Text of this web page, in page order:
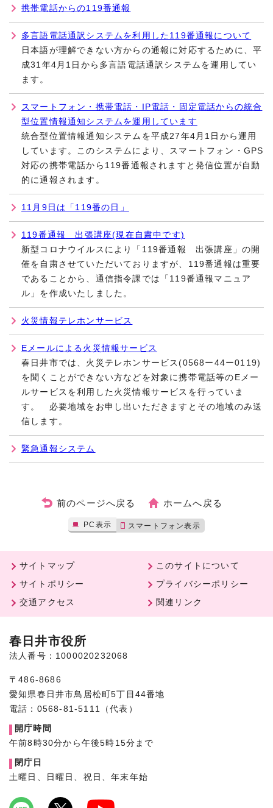
携帯電話からの119番通報
多言語電話通訳システムを利用した119番通報について
日本語が理解できない方からの通報に対応するために、平
成31年4月1日から多言語電話通訳システムを運用してい
ます。
スマートフォン・携帯電話・IP電話・固定電話からの統合
型位置情報通知システムを運用しています
統合型位置情報通知システムを平成27年4月1日から運用
しています。このシステムにより、スマートフォン・GPS
対応の携帯電話から119番通報されますと発信位置が自動
的に通報されます。
11月9日は「119番の日」
119番通報 出張講座(現在自粛中です)
新型コロナウイルスにより「119番通報 出張講座」の開
催を自粛させていただいておりますが、119番通報は重要
であることから、通信指令課では「119番通報マニュア
ル」を作成いたしました。
火災情報テレホンサービス
Eメールによる火災情報サービス
春日井市では、火災テレホンサービス(0568ー44ー0119)
を聞くことができない方などを対象に携帯電話等のEメー
ルサービスを利用した火災情報サービスを行っていま
す。 必要地域をお申し出いただきますとその地域のみ送
信します。
緊急通報システム
前のページへ戻る ホームへ戻る
PC表示 スマートフォン表示
サイトマップ
このサイトについて
サイトポリシー
プライバシーポリシー
交通アクセス
関連リンク
春日井市役所
法人番号：1000020232068
〒486-8686
愛知県春日井市鳥居松町5丁目44番地
電話：0568-81-5111（代表）
開庁時間
午前8時30分から午後5時15分まで
閉庁日
土曜日、日曜日、祝日、年末年始